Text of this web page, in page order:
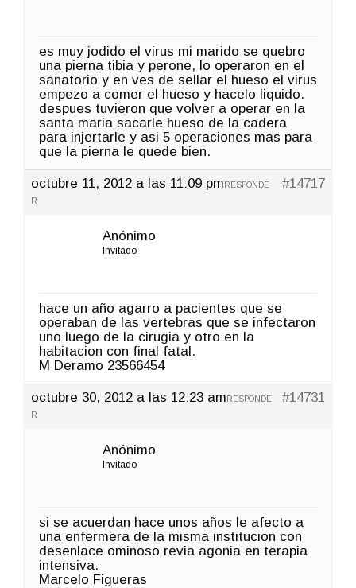
es muy jodido el virus mi marido se quebro
una pierna tibia y perone, lo operaron en el
sanatorio y en ves de sellar el hueso el virus
empezo a comer el hueso y hacelo liquido.
despues tuvieron que volver a operar en la
santa maria sacarle hueso de la cadera
para injertarle y asi 5 operaciones mas para
que la pierna le quede bien.
octubre 11, 2012 a las 11:09 pm #14717
RESPONDE
R
Anónimo
Invitado
hace un año agarro a pacientes que se
operaban de las vertebras que se infectaron
uno luego de la cirugia y otro en la
habitacion con final fatal.
M Deramo 23566454
octubre 30, 2012 a las 12:23 am #14731
RESPONDE
R
Anónimo
Invitado
si se acuerdan hace unos años le afecto a
una enfermera de la misma institucion con
desenlace ominoso revia agonia en terapia
intensiva.
Marcelo Figueras